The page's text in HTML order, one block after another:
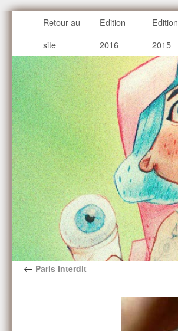
Retour au
site
Edition
2016
Edition
2015
← Paris Interdit